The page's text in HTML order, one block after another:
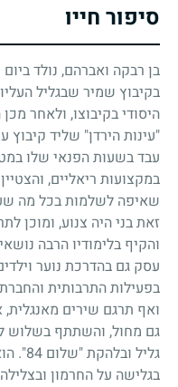
סיפור חייו
בן רבקה ואברהם, נולד
בקיבוץ שמיר שבגליל
היסודי בקיבוצו, ולאחר
"עינות הירדן" שליד קיבוץ
עבד בשעות הפנאי שלו
במקצועות ריאליים,
שאיפה לשלמות בכל מה
זאת בני היה צנוע, ומוכן
והקיף בלימודיו הרבה
עסק גם בהדרכת נוער
בפעילות התרבותית
ואף תרגם שירים
גם מחול, והשתתף בשלוש
גליל ובלהקת "שלום 84
".
בגלישה על החרמון